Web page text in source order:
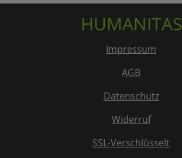
HUMANITAS
Impressum
AGB
Datenschutz
Widerruf
SSL-Verschlüsselt